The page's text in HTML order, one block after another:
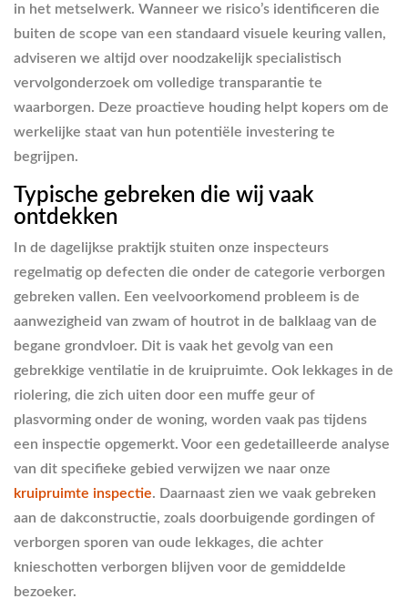
in het metselwerk. Wanneer we risico’s identificeren die
buiten de scope van een standaard visuele keuring vallen,
adviseren we altijd over noodzakelijk specialistisch
vervolgonderzoek om volledige transparantie te
waarborgen. Deze proactieve houding helpt kopers om de
werkelijke staat van hun potentiële investering te
begrijpen.
Typische gebreken die wij vaak
ontdekken
In de dagelijkse praktijk stuiten onze inspecteurs
regelmatig op defecten die onder de categorie verborgen
gebreken vallen. Een veelvoorkomend probleem is de
aanwezigheid van zwam of houtrot in de balklaag van de
begane grondvloer. Dit is vaak het gevolg van een
gebrekkige ventilatie in de kruipruimte. Ook lekkages in de
riolering, die zich uiten door een muffe geur of
plasvorming onder de woning, worden vaak pas tijdens
een inspectie opgemerkt. Voor een gedetailleerde analyse
van dit specifieke gebied verwijzen we naar onze
kruipruimte inspectie. Daarnaast zien we vaak gebreken
aan de dakconstructie, zoals doorbuigende gordingen of
verborgen sporen van oude lekkages, die achter
knieschotten verborgen blijven voor de gemiddelde
bezoeker.